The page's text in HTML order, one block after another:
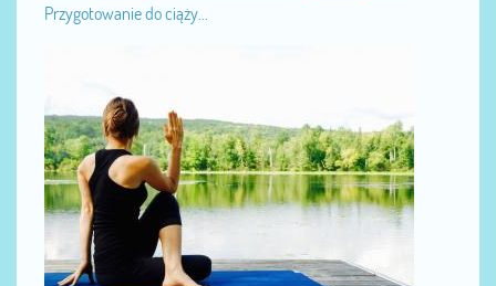
Przygotowanie do ciąży...